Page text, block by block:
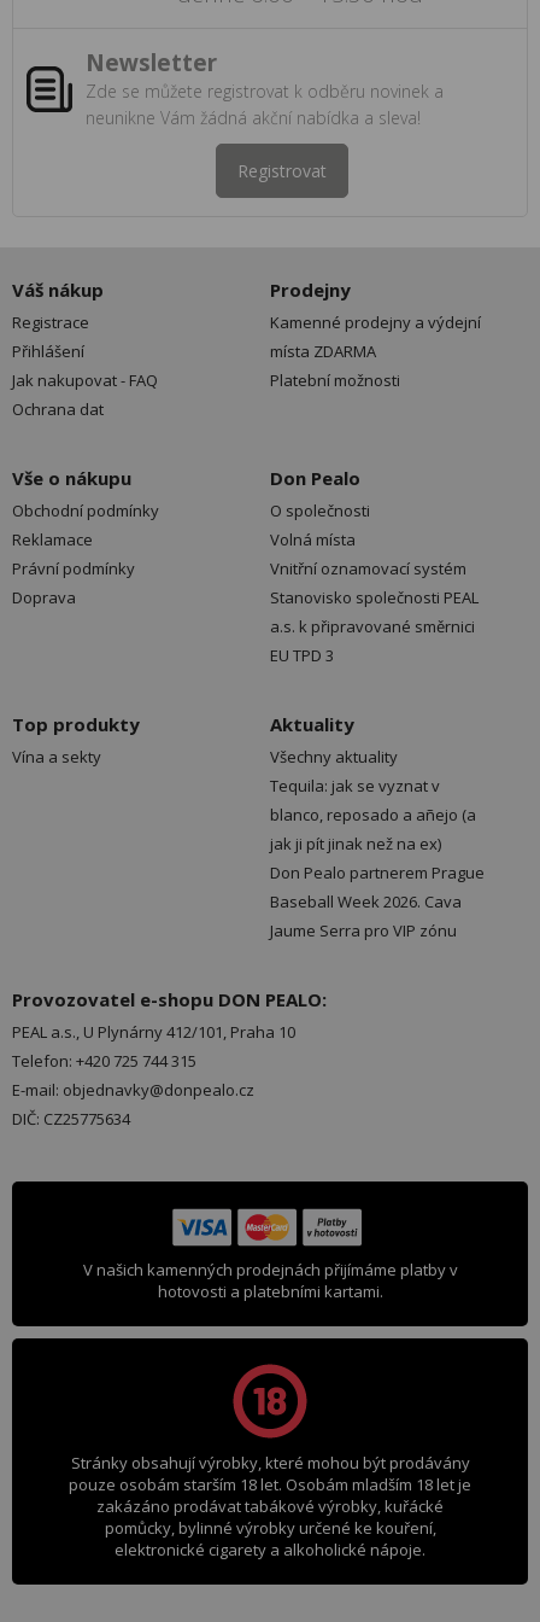
Newsletter
Zde se můžete registrovat k odběru novinek a
neunikne Vám žádná akční nabídka a sleva!
Registrovat
Váš nákup
Registrace
Přihlášení
Jak nakupovat - FAQ
Ochrana dat
Prodejny
Kamenné prodejny a výdejní
místa ZDARMA
Platební možnosti
Vše o nákupu
Obchodní podmínky
Reklamace
Právní podmínky
Doprava
Don Pealo
O společnosti
Volná místa
Vnitřní oznamovací systém
Stanovisko společnosti PEAL
a.s. k připravované směrnici
EU TPD 3
Top produkty
Vína a sekty
Aktuality
Všechny aktuality
Tequila: jak se vyznat v
blanco, reposado a añejo (a
jak ji pít jinak než na ex)
Don Pealo partnerem Prague
Baseball Week 2026. Cava
Jaume Serra pro VIP zónu
Provozovatel e-shopu DON PEALO:
PEAL a.s., U Plynárny 412/101, Praha 10
Telefon: +420 725 744 315
E-mail: objednavky@donpealo.cz
DIČ: CZ25775634
V našich kamenných prodejnách přijímáme platby v
hotovosti a platebními kartami.
Stránky obsahují výrobky, které mohou být prodávány
pouze osobám starším 18 let. Osobám mladším 18 let je
zakázáno prodávat tabákové výrobky, kuřácké
pomůcky, bylinné výrobky určené ke kouření,
elektronické cigarety a alkoholické nápoje.